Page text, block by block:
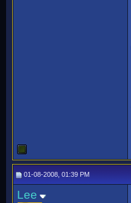
01-08-2008, 01:39 PM
Lee